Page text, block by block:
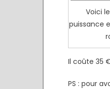
Voici
puissance
Il coûte 35
PS : pour